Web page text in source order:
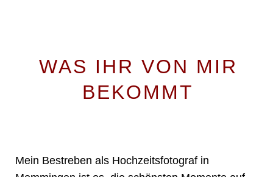
WAS IHR VON MIR
BEKOMMT
Mein Bestreben als Hochzeitsfotograf in